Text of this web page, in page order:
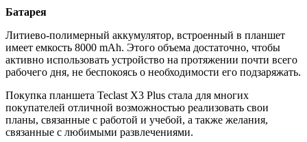
Батарея
Литиево-полимерный аккумулятор, встроенный в планшет
имеет емкость 8000 mAh. Этого объема достаточно, чтобы
активно использовать устройство на протяжении почти всего
рабочего дня, не беспокоясь о необходимости его подзаряжать.
Покупка планшета Teclast X3 Plus стала для многих
покупателей отличной возможностью реализовать свои
планы, связанные с работой и учебой, а также желания,
связанные с любимыми развлечениями.